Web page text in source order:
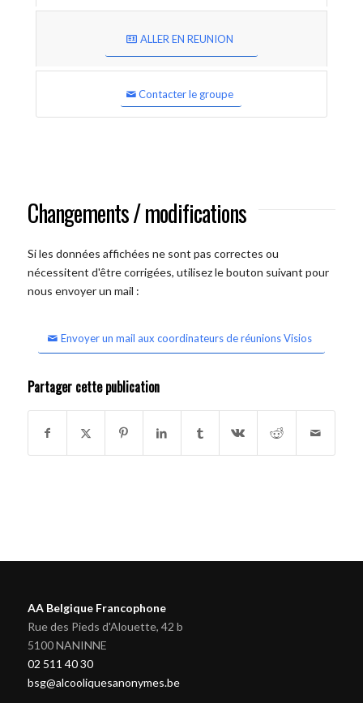
ALLER EN REUNION
Contacter le groupe
Changements / modifications
Si les données affichées ne sont pas correctes ou
nécessitent d'être corrigées, utilisez le bouton suivant pour
nous envoyer un mail :
Envoyer un mail aux coordinateurs de réunions Visios
Partager cette publication
AA Belgique Francophone
Rue des Pieds d'Alouette, 42 b
5100 NANINNE
02 511 40 30
bsg@alcooliquesanonymes.be